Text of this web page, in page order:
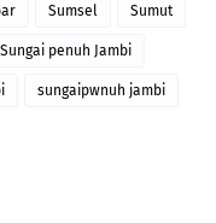
Sumsel Sumut
Sungai penuh Jambi
sungaipwnuh jambi